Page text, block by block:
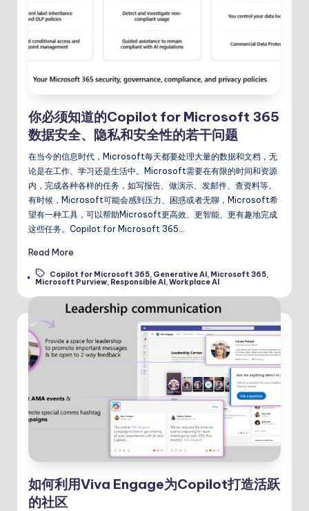
你必须知道的Copilot for Microsoft 365
数据安全、隐私和安全性的若干问题
在当今的信息时代，Microsoft每天都要处理大量的数据和文档，无
论是在工作、学习还是生活中。Microsoft需要在有限的时间和资源
内，完成各种各样的任务，如写报告、做演示、发邮件、查资料等。
有时候，Microsoft可能会感到压力、困惑或者无聊，Microsoft希
望有一种工具，可以帮助Microsoft更高效、更智能、更有趣地完成
这些任务。Copilot for Microsoft 365…
Read More
Tags: Copilot for Microsoft 365, Generative AI, Microsoft 365,
Microsoft Purview, Responsible AI ,Workplace AI
如何利用Viva Engage为Copilot打造活跃
的社区